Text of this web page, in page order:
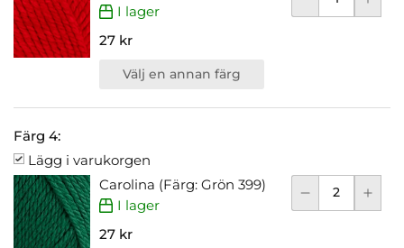
I lager
27 kr
Välj en annan färg
Färg 4:
Lägg i varukorgen
Carolina (Färg: Grön 399)
I lager
27 kr